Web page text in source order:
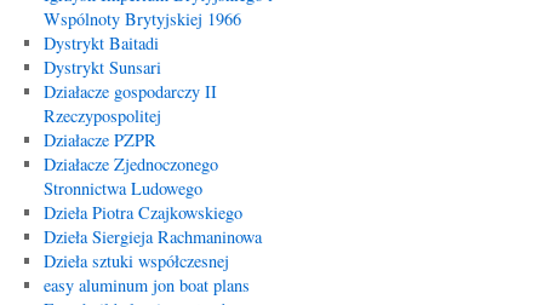
Wspólnoty Brytyjskiej 1966
Dystrykt Baitadi
Dystrykt Sunsari
Działacze gospodarczy II
Rzeczypospolitej
Działacze PZPR
Działacze Zjednoczonego
Stronnictwa Ludowego
Dzieła Piotra Czajkowskiego
Dzieła Siergieja Rachmaninowa
Dzieła sztuki współczesnej
easy aluminum jon boat plans